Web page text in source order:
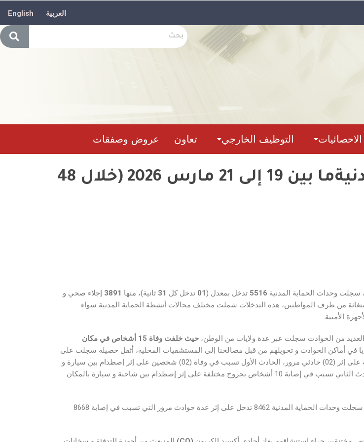
العربية English
الاحصائيات التوظيف الخارجي تعاون عروض وصفقات
حصيلة تدخل وحدات الحماية المدنيةما بين 19 إلى 21 مارس 2026 (خلال 48
سجلت وحدات الحماية المدنية 5516 تدخل بمعدل (01 تدخل كل 31 ثانية)، منها 3891 إجلاء صحي و
من طرف المواطنين، هذه التدخلات شملت مختلف مجالات أنشطة الحماية المدنية سواء
الأمنية.
من الحوادث سجلت عبر عدة ولايات من الوطن، حيث خلفت وفاة 15 أشخاص في مكان
في أماكن الحوادث و تحويلهم من قبل مصالحنا إلى المستشفيات المحلية، أثقل حصيلة سجلت على
شخصين و إصابة 10 اشخاص آخرين بجروح مختلفة على إثر (02) حادثي مرور، الحادث الأول تسبب في وفاة (02) شخصين على إثر إصطدام بين سيارة و
دراجة نارية، على مستوى الطريق الوطني رقم 46، بلدية بنهار، دائرة البيرين، الحادث الثاني تسبب في إصابة 10 أشخاص بجروح مختلفة على إثر إصطدام بين شاحنة و سيارة بالمكان
للتذكير، منذ بداية شهر رمضان الكريم أي من 19 فيفري إلى 20 مارس 2026، سجلت وحدات الحماية المدنية 8462 تدخل على إثر عدة حوادث مرور التي تسبب في إصابة 8668